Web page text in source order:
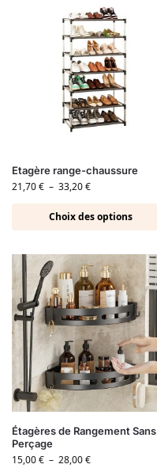
Etagère range-chaussure
21,70€ – 33,20€
Choix des options
Étagères de Rangement Sans
Perçage
15,00€ – 28,00€